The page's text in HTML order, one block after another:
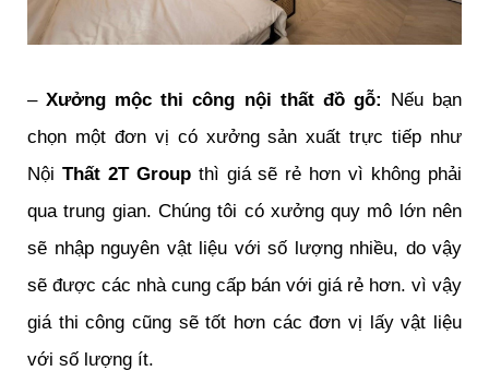
–Xưởng mộc thi công nội thất đồ gỗ: Nếu bạn
chọn một đơn vị có xưởng sản xuất trực tiếp như
Nội Thất 2T Groupthì giá sẽ rẻ hơn vì không phải
qua trung gian. Chúng tôi có xưởng quy mô lớn nên
sẽ nhập nguyên vật liệu với số lượng nhiều, do vậy
sẽ được các nhà cung cấp bán với giá rẻ hơn. vì vậy
giá thi công cũng sẽ tốt hơn các đơn vị lấy vật liệu
với số lượng ít.